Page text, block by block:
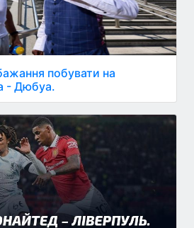
побувати на
- Дюбуа.